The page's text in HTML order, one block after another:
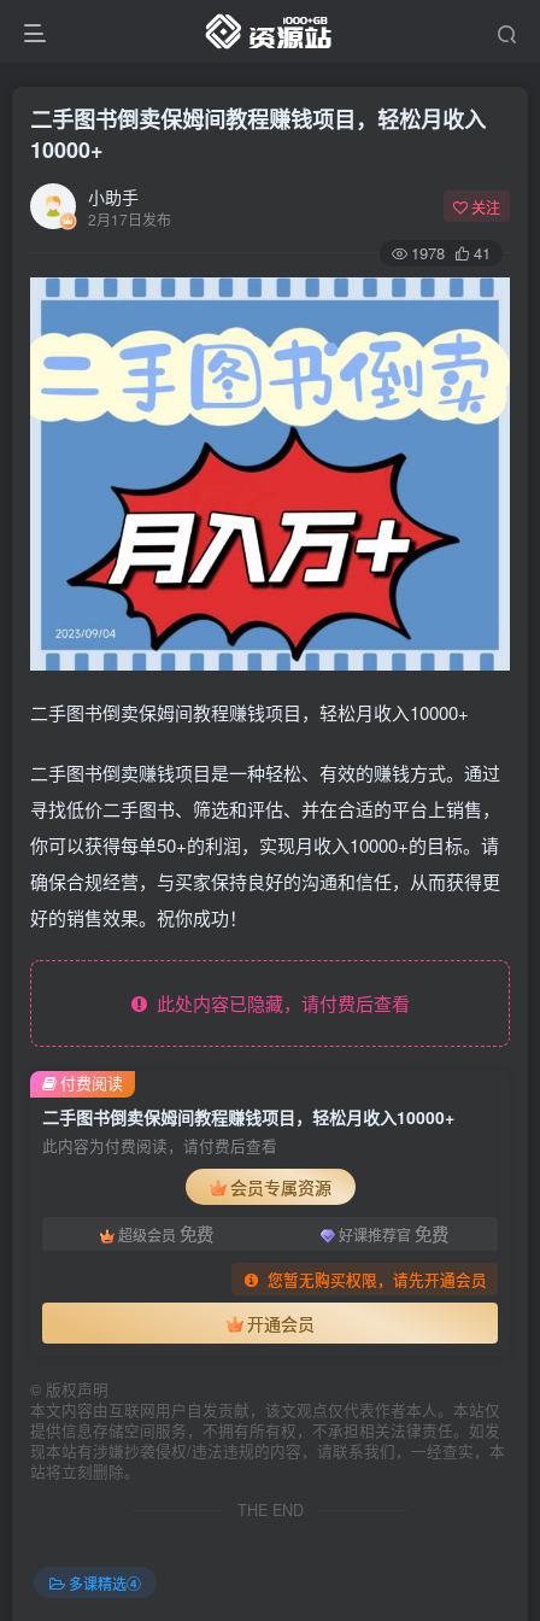
二手图书倒卖保姆间教程赚钱项目，轻松月收入
10000+
小助手
2月17日发布
关注
1978 41
二手图书倒卖保姆间教程赚钱项目，轻松月收入10000+
二手图书倒卖赚钱项目是一种轻松、有效的赚钱方式。通过
寻找低价二手图书、筛选和评估、并在合适的平台上销售，
你可以获得每单50+的利润，实现月收入10000+的目标。请
确保合规经营，与买家保持良好的沟通和信任，从而获得更
好的销售效果。祝你成功！
此处内容已隐藏，请付费后查看
二手图书倒卖保姆间教程赚钱项目，轻松月收入10000+
此内容为付费阅读，请付费后查看
会员专属资源
超级会员 免费 好课推荐官 免费
您暂无购买权限，请先开通会员
开通会员
付费阅读
© 版权声明
本文内容由互联网用户自发贡献，该文观点仅代表作者本人。本站仅
提供信息存储空间服务，不拥有所有权，不承担相关法律责任。如发
现本站有涉嫌抄袭侵权/违法违规的内容，请联系我们，一经查实，本
站将立刻删除。
THE END
多课精选④